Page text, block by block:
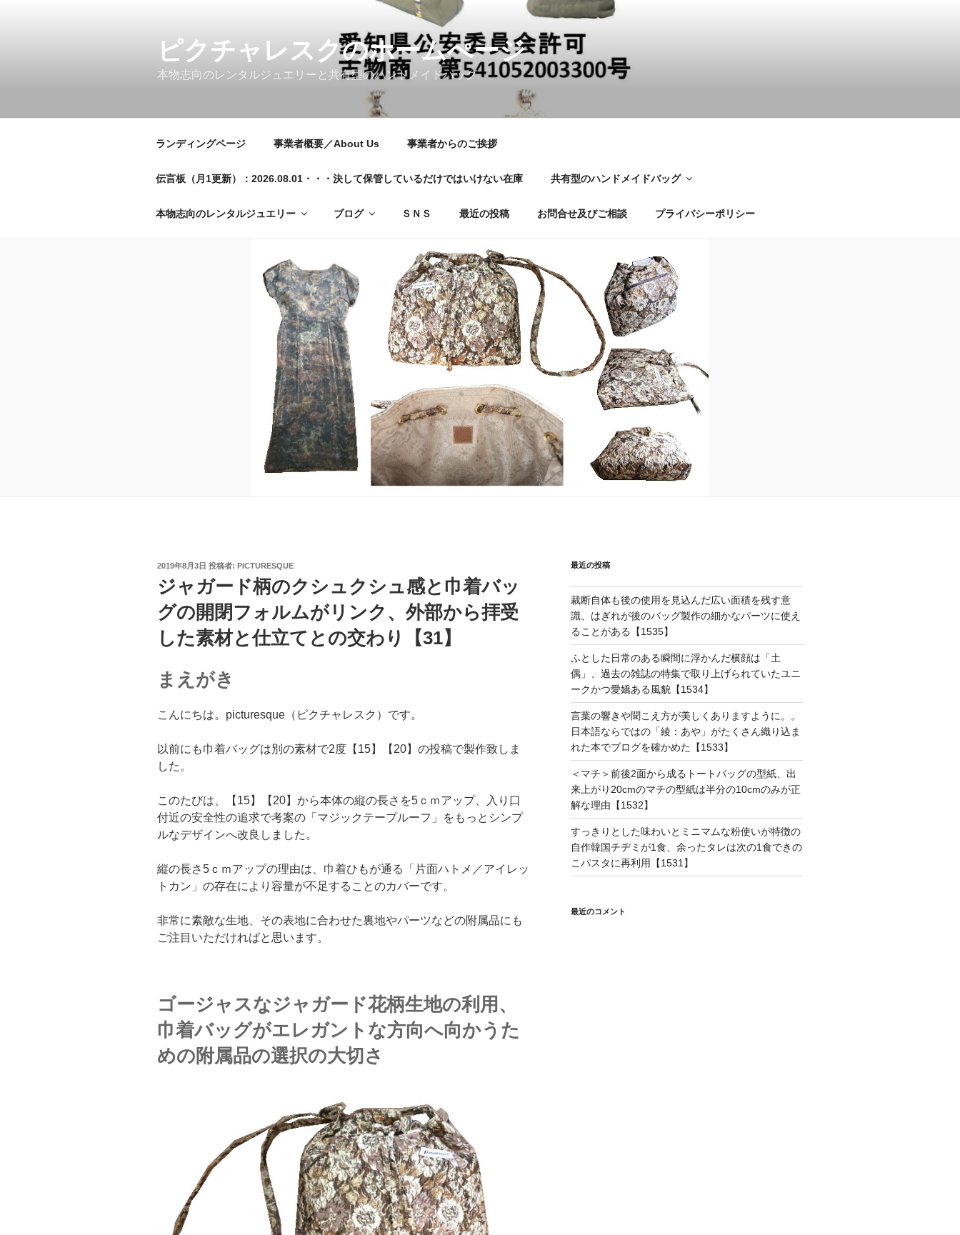
ピクチャレスクのホームぺージ
本物志向のレンタルジュエリーと共有型のハンドメイドバッグ
ランディングページ 事業者概要／About Us 事業者からのご挨拶
伝言板（月1更新）：2026.08.01・・・決して保管しているだけではいけない在庫 共有型のハンドメイドバッグ
本物志向のレンタルジュエリー ブログ ＳＮＳ 最近の投稿 お問合せ及びご相談 プライバシーポリシー
投
日:
2019年8月3日 投稿者: PICTURESQUE
ジャガード柄のクシュクシュ感と巾着バッ
グの開閉フォルムがリンク、外部から拝受
した素材と仕立てとの交わり【31】
まえがき
こんにちは。picturesque（ピクチャレスク）です。
以前にも巾着バッグは別の素材で2度【15】【20】の投稿で製作致しま
した。
このたびは、【15】【20】から本体の縦の長さを5ｃｍアップ、入り口
付近の安全性の追求で考案の「マジックテープルーフ」をもっとシンプ
ルなデザインへ改良しました。
縦の長さ5ｃｍアップの理由は、巾着ひもが通る「片面ハトメ／アイレッ
トカン」の存在により容量が不足することのカバーです。
非常に素敵な生地、その表地に合わせた裏地やパーツなどの附属品にも
ご注目いただければと思います。
ゴージャスなジャガード花柄生地の利用、
巾着バッグがエレガントな方向へ向かうた
めの附属品の選択の大切さ
最近の投稿
裁断自体も後の使用を見込んだ広い面積を残す意
識、はぎれが後のバッグ製作の細かなパーツに使え
ることがある【1535】
ふとした日常のある瞬間に浮かんだ横顔は「土
偶」、過去の雑誌の特集で取り上げられていたユニ
ークかつ愛嬌ある風貌【1534】
言葉の響きや聞こえ方が美しくありますように。。
日本語ならではの「綾：あや」がたくさん織り込ま
れた本でブログを確かめた【1533】
＜マチ＞前後2面から成るトートバッグの型紙、出
来上がり20cmのマチの型紙は半分の10cmのみが正
解な理由【1532】
すっきりとした味わいとミニマムな粉使いが特徴の
自作韓国チヂミが1食、余ったタレは次の1食できの
こパスタに再利用【1531】
最近のコメント